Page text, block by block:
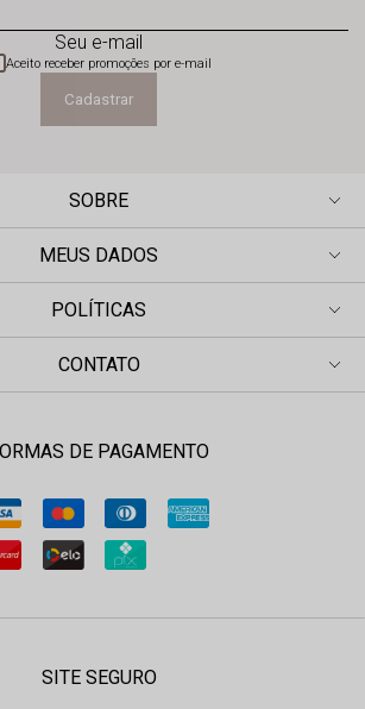
Seu e-mail
Cadastrar
Aceito receber promoções por e-mail
SOBRE
MEUS DADOS
POLÍTICAS
CONTATO
DE PAGAMENTO
SITE SEGURO